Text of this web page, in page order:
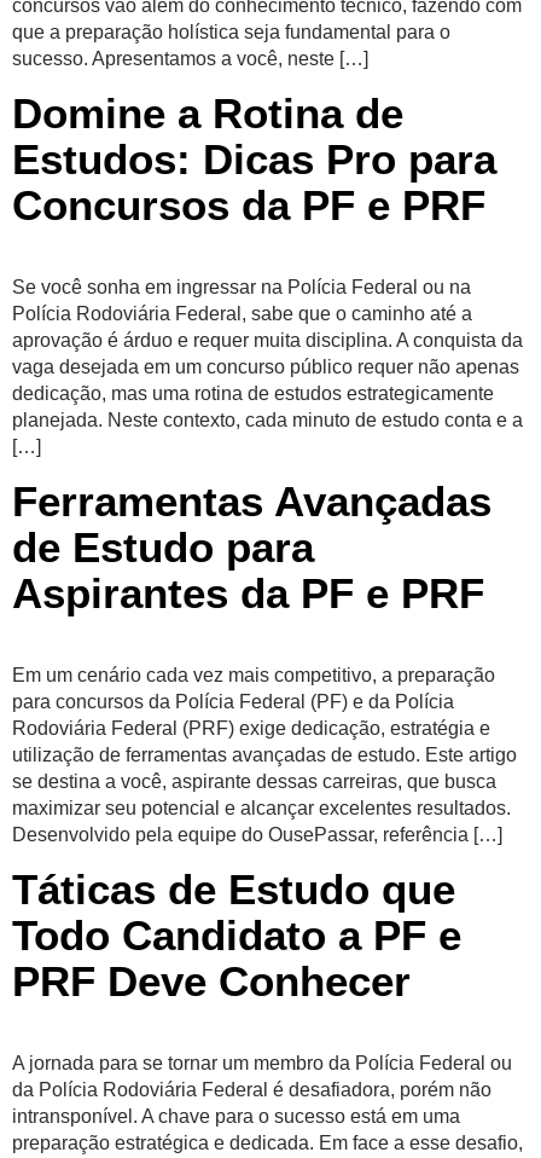
concursos vão além do conhecimento técnico, fazendo com
que a preparação holística seja fundamental para o
sucesso. Apresentamos a você, neste […]
Domine a Rotina de
Estudos: Dicas Pro para
Concursos da PF e PRF
Se você sonha em ingressar na Polícia Federal ou na
Polícia Rodoviária Federal, sabe que o caminho até a
aprovação é árduo e requer muita disciplina. A conquista da
vaga desejada em um concurso público requer não apenas
dedicação, mas uma rotina de estudos estrategicamente
planejada. Neste contexto, cada minuto de estudo conta e a
[…]
Ferramentas Avançadas
de Estudo para
Aspirantes da PF e PRF
Em um cenário cada vez mais competitivo, a preparação
para concursos da Polícia Federal (PF) e da Polícia
Rodoviária Federal (PRF) exige dedicação, estratégia e
utilização de ferramentas avançadas de estudo. Este artigo
se destina a você, aspirante dessas carreiras, que busca
maximizar seu potencial e alcançar excelentes resultados.
Desenvolvido pela equipe do OusePassar, referência […]
Táticas de Estudo que
Todo Candidato a PF e
PRF Deve Conhecer
A jornada para se tornar um membro da Polícia Federal ou
da Polícia Rodoviária Federal é desafiadora, porém não
intransponível. A chave para o sucesso está em uma
preparação estratégica e dedicada. Em face a esse desafio,